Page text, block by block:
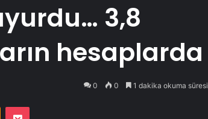
3,8
hesaplarda
0 0 1 dakika okuma süresi
Odnoklassniki
Pocket